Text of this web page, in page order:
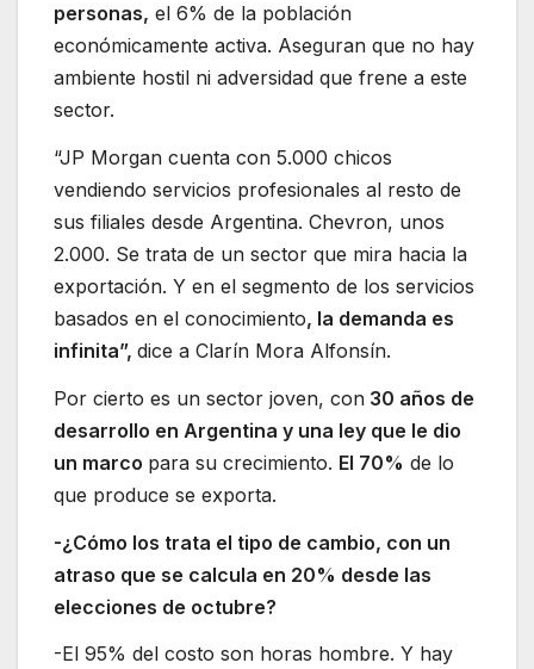
personas, el 6% de la población
económicamente activa. Aseguran que no hay
ambiente hostil ni adversidad que frene a este
sector.
“JP Morgan cuenta con 5.000 chicos
vendiendo servicios profesionales al resto de
sus filiales desde Argentina. Chevron, unos
2.000. Se trata de un sector que mira hacia la
exportación. Y en el segmento de los servicios
basados en el conocimiento, la demanda es
infinita”, dice a Clarín Mora Alfonsín.
Por cierto es un sector joven, con 30 años de
desarrollo en Argentina y una ley que le dio
un marco para su crecimiento. El 70% de lo
que produce se exporta.
-¿Cómo los trata el tipo de cambio, con un
atraso que se calcula en 20% desde las
elecciones de octubre?
-El 95% del costo son horas hombre. Y hay